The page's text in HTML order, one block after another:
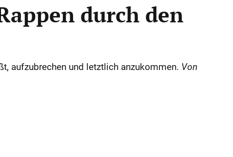
durch den
aufzubrechen und letztlich anzukommen. Von